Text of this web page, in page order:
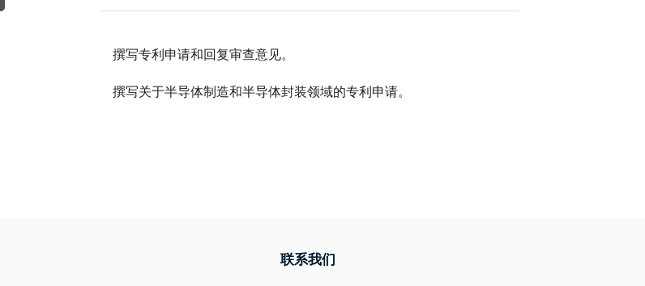
撰写专利申请和回复审查意见。
撰写关于半导体制造和半导体封装领域的专利申请。
联系我们